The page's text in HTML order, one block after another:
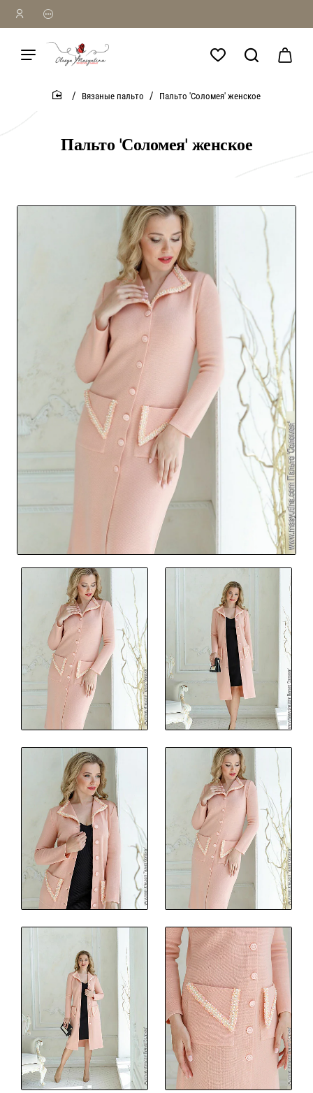
Пальто 'Соломея' женское
Вязаные пальто Пальто 'Соломея' женское